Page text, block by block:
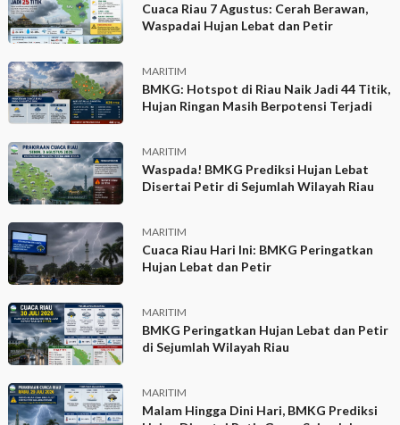
Cuaca Riau 7 Agustus: Cerah Berawan,
Waspadai Hujan Lebat dan Petir
MARITIM
BMKG: Hotspot di Riau Naik Jadi 44 Titik,
Hujan Ringan Masih Berpotensi Terjadi
MARITIM
Waspada! BMKG Prediksi Hujan Lebat
Disertai Petir di Sejumlah Wilayah Riau
MARITIM
Cuaca Riau Hari Ini: BMKG Peringatkan
Hujan Lebat dan Petir
MARITIM
BMKG Peringatkan Hujan Lebat dan Petir
di Sejumlah Wilayah Riau
MARITIM
Malam Hingga Dini Hari, BMKG Prediksi